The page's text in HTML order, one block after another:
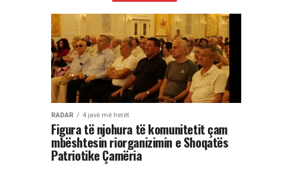
RADAR 4 javë më herët
Figura të njohura të komunitetit çam
mbështesin riorganizimin e Shoqatës
Patriotike Çamëria